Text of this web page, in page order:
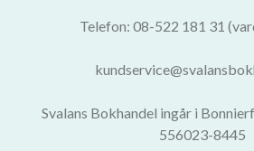
Telefon: 08-522 181 31
Svalans Bokhandel ingår i
556023-8445